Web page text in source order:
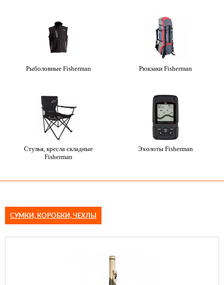
Рыболовные Fisherman Рюкзаки Fisherman
Стулья, кресла складные
Fisherman
Эхолоты Fisherman
СУМКИ, КОРОБКИ, ЧЕХЛЫ